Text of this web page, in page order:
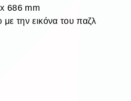
686 mm
με την εικόνα του παζλ